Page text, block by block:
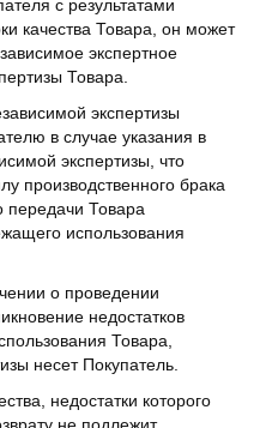
с результатами
качества Товара, он может
экспертное
Товара.
экспертизы
в случае указания в
экспертизы, что
производственного брака
передачи Товара
использования
о проведении
недостатков
Товара,
несет Покупатель.
недостатки которого